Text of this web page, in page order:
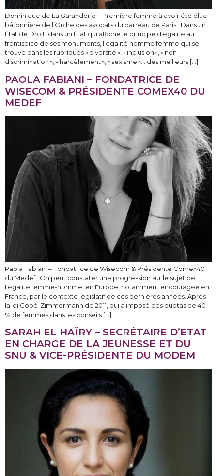
Dominique de La Garanderie – Première femme à avoir été élue
bâtonnière de l’Ordre des avocats du barreau de Paris Dans un
État de Droit, dans un État qui affiche le principe d’égalité au
frontispice de ses monuments, l’égalité homme femme qui se
trouve dans les rubriques « diversité », « inclusion », « non-
discrimination », « harcèlement », « sexisme »… des meilleurs […]
PAOLA FABIANI – FONDATRICE DE
WISECOM & PRÉSIDENTE COMEX40 DU
MEDEF
Paola Fabiani – Fondatrice de Wisecom & Présidente Comex40
du Medef On peut constater une progression sur le sujet de
l’égalité femme-homme, en Europe, notamment encouragée en
France, par le contexte législatif de ces dernières années. Après
la loi Copé-Zimmermann de 2011, qui a imposé des quotas de 40
% de femmes dans les conseils […]
SARAH EL HAÏRY – SECRÉTAIRE D’ETAT
EN CHARGE DE LA JEUNESSE ET DU
SNU & VICE-PRÉSIDENTE DU MODEM